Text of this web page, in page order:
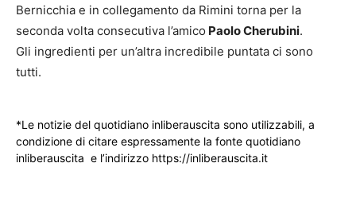
Bernicchia e in collegamento da Rimini torna per la
seconda volta consecutiva l’amico Paolo Cherubini.
Gli ingredienti per un’altra incredibile puntata ci sono
tutti.
*Le notizie del quotidiano inliberauscita sono utilizzabili, a
condizione di citare espressamente la fonte quotidiano
inliberauscita e l’indirizzo https://inliberauscita.it